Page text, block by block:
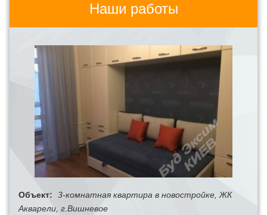
Наши работы
Объект:
3-комнатная квартира в новостройке, ЖК
Акварели, г.Вишневое